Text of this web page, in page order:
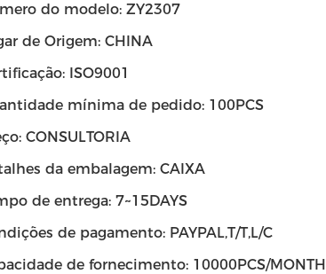
do modelo: ZY2307
de Origem: CHINA
ISO9001
mínima de pedido: 100PCS
CONSULTORIA
da embalagem: CAIXA
de entrega: 7~15DAYS
de pagamento: PAYPAL,T/T,L/C
de fornecimento: 10000PCS/MONTH